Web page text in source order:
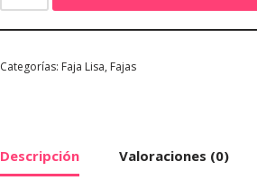
Categorías: Faja Lisa, Fajas
Descripción Valoraciones (0)